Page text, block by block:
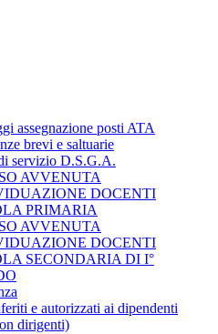
assegnazione posti ATA
brevi e saltuarie
servizio D.S.G.A.
AVVENUTA
DOCENTI
PRIMARIA
AVVENUTA
DOCENTI
SECONDARIA DI I°
e autorizzati ai dipendenti
dirigenti)